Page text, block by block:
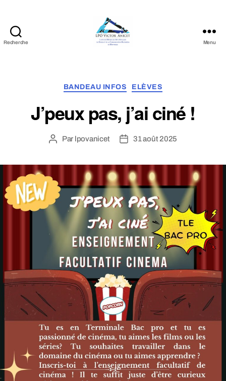
Recherche Menu
Catégories
BANDEAU INFOS ELÈVES
J’peux pas, j’ai ciné !
Auteur
Par lpovanicet
Date31 août 2025